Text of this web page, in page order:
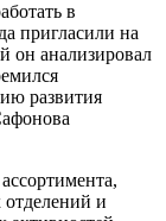
в
пригласили на
он анализировал
развития
и